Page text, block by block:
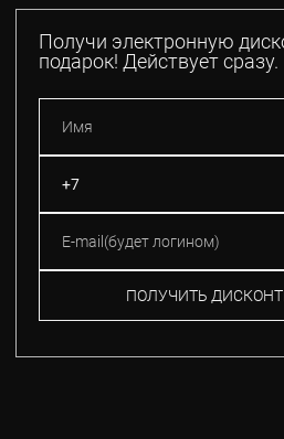
Получи электронную
подарок! Действует сразу.
ПОЛУЧИТЬ